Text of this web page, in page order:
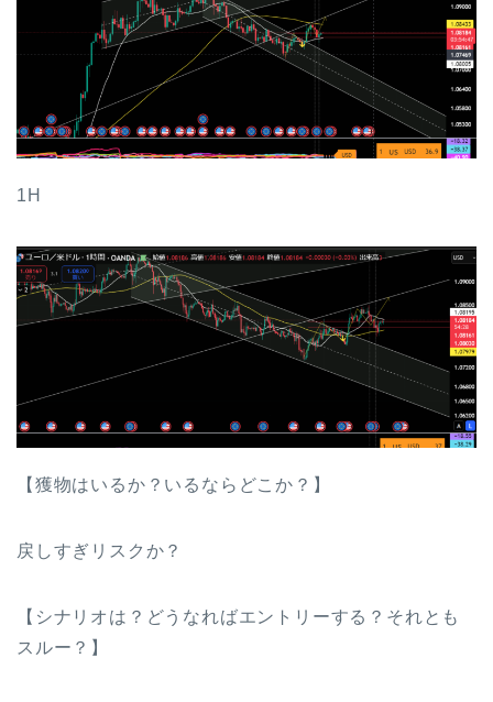
1H
【獲物はいるか？いるならどこか？】
戻しすぎリスクか？
【シナリオは？どうなればエントリーする？それとも
スルー？】